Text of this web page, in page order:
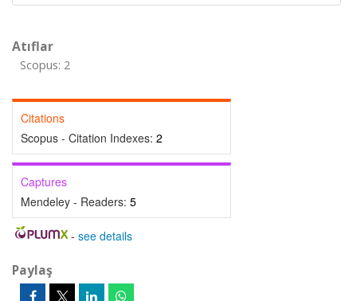
Atıflar
Scopus: 2
Citations
Scopus - Citation Indexes: 2
Captures
Mendeley - Readers: 5
- see details
Paylaş